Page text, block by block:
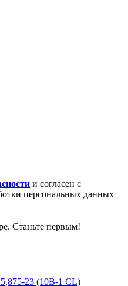
и согласен с
персональных данных
Станьте первым!